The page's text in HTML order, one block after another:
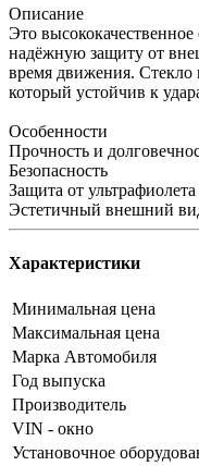
Описание
Это высококачественное
надёжную защиту от
время движения. Стекло
который устойчив к
Особенности
Прочность и
Безопасность
Защита от ультрафиолета
Эстетичный внешний
Характеристики
Минимальная цена
Максимальная цена
Марка Автомобиля
Год выпуска
Производитель
VIN - окно
Установочное